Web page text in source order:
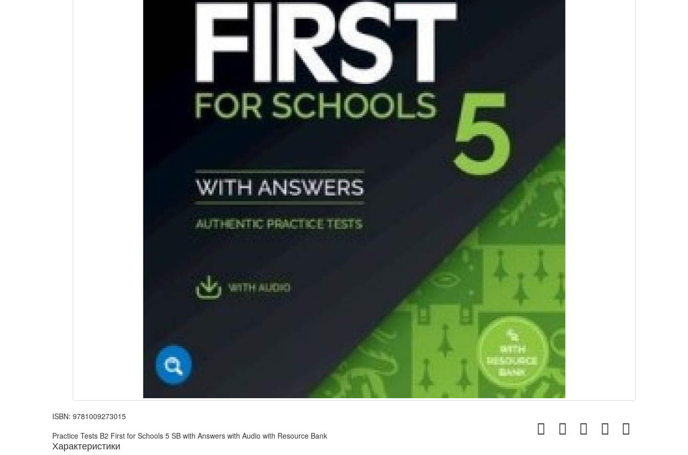
ISBN: 9781009273015
Practice Tests B2 First for Schools 5 SB with Answers with Audio with Resource Bank
Характеристики